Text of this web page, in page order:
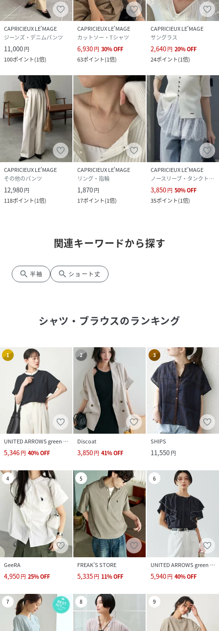
CAPRICIEUX LE'MAGE
ジーンズ・デニムパンツ
11,000円
100ポイント(1倍)
CAPRICIEUX LE'MAGE
カットソー・Tシャツ
6,930円 30%OFF
63ポイント(1倍)
CAPRICIEUX LE'MAGE
サングラス
2,640円 20%OFF
24ポイント(1倍)
CAPRICIEUX LE'MAGE
その他のパンツ
12,980円
118ポイント(1倍)
CAPRICIEUX LE'MAGE
リング・指輪
1,870円
17ポイント(1倍)
CAPRICIEUX LE'MAGE
ノースリーブ・タンクトップ
3,850円 50%OFF
35ポイント(1倍)
関連キーワードから探す
search 半袖 search ショート丈
シャツ・ブラウスのランキング
1
UNITED ARROWS green label relaxing
5,346円 40%OFF
2
Discoat
3,850円 41%OFF
3
SHIPS
11,550円
4
GeeRA
4,950円 25%OFF
5
FREAK’S STORE
5,335円 11%OFF
6
UNITED ARROWS green label relaxing
5,940円 40%OFF
7 8 9